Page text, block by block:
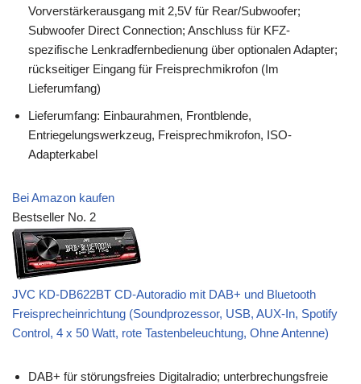
Vorverstärkerausgang mit 2,5V für Rear/Subwoofer;
Subwoofer Direct Connection; Anschluss für KFZ-
spezifische Lenkradfernbedienung über optionalen Adapter;
rückseitiger Eingang für Freisprechmikrofon (Im
Lieferumfang)
Lieferumfang: Einbaurahmen, Frontblende,
Entriegelungswerkzeug, Freisprechmikrofon, ISO-
Adapterkabel
Bei Amazon kaufen
Bestseller No. 2
JVC KD-DB622BT CD-Autoradio mit DAB+ und Bluetooth
Freisprecheinrichtung (Soundprozessor, USB, AUX-In, Spotify
Control, 4 x 50 Watt, rote Tastenbeleuchtung, Ohne Antenne)
DAB+ für störungsfreies Digitalradio; unterbrechungsfreie